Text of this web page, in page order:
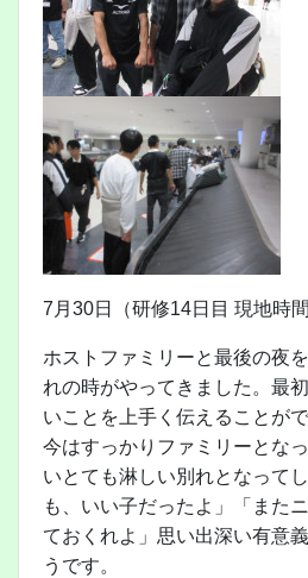
7月30日（研修14日目 現地時間
ホストファミリーと最後の夜
れの時がやってきました。最
いことを上手く伝えることが
今はすっかりファミリーとな
いとても淋しい別れとなって
も、いい子だったよ」「また
ておくれよ」思い出深い有意
うです。